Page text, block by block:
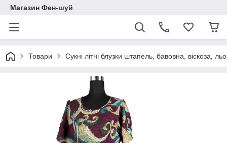
Магазин Фен-шуй
Товари Сукні літні блузки штапель, бавовна, віскоза,